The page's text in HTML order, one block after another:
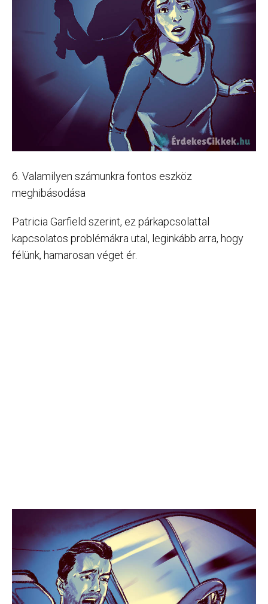
6. Valamilyen számunkra fontos eszköz
meghibásodása
Patricia Garfield szerint, ez párkapcsolattal
kapcsolatos problémákra utal, leginkább arra, hogy
félünk, hamarosan véget ér.